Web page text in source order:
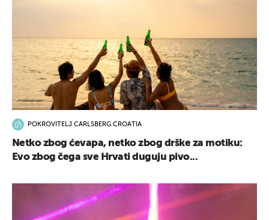
POKROVITELJ CARLSBERG CROATIA
Netko zbog ćevapa, netko zbog drške za motiku:
Evo zbog čega sve Hrvati duguju pivo...